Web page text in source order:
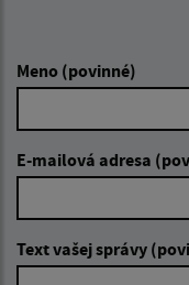
Meno (povinné)
E-mailová adresa
Text vašej správy